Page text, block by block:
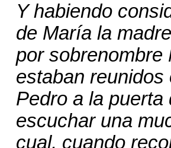
Y habiendo
de María la
por sobrenombre
estaban
Pedro a la puerta
escuchar una
cual, cuando